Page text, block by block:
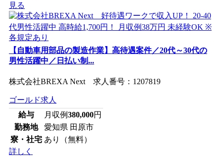
見る
【自動車用部品の製造作業】高待遇案件／20代～30代の
男性活躍中／日払い制...
株式会社BREXA Next 求人番号：1207819
ゴールド求人
給与
月収例380,000円
勤務地
愛知県 田原市
寮・社宅 あり（無料）
詳しく